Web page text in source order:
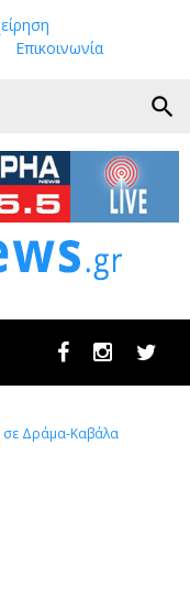
Επικοινωνία
search
FacebookInstagram
σε Δράμα-Καβάλα